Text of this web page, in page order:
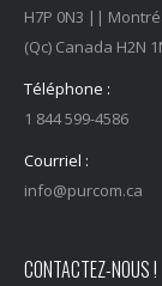
H7P 0N3 ||
(Qc) Canada H2N
Téléphone :
1 844 599-4586
Courriel :
info@purcom.ca
CONTACTEZ-NOUS !